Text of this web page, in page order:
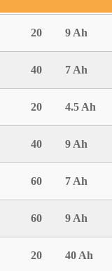
20 9 Ah
40 7 Ah
20 4.5 Ah
40 9 Ah
60 7 Ah
60 9 Ah
20 40 Ah